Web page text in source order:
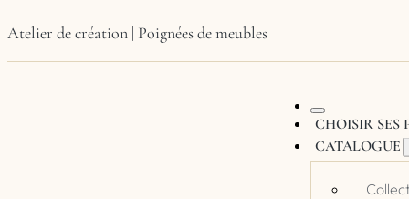
Atelier de création | Poignées de meubles
CHOISIR SES
CATALOGUE